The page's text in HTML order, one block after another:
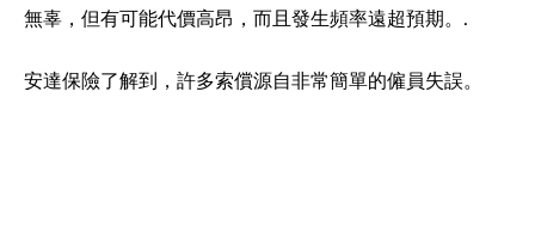
無辜，但有可能代價高昂，而且發生頻率遠超預期。.
安達保險了解到，許多索償源自非常簡單的僱員失誤。